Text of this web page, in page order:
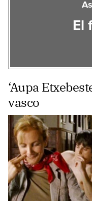
El
‘Aupa
vasco